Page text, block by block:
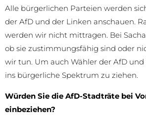
Alle bürgerlichen Parteien werden
der AfD und der Linken anschauen.
werden wir nicht mittragen. Bei
ob sie zustimmungsfähig sind oder
wir tun. Um auch Wähler der AfD
ins bürgerliche Spektrum zu ziehen.
Würden Sie die AfD-Stadträte bei
einbeziehen?